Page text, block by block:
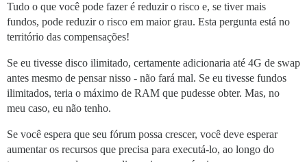
Tudo o que você pode fazer é reduzir o risco e, se tiver mais
fundos, pode reduzir o risco em maior grau. Esta pergunta está no
território das compensações!
Se eu tivesse disco ilimitado, certamente adicionaria até 4G de swap
antes mesmo de pensar nisso - não fará mal. Se eu tivesse fundos
ilimitados, teria o máximo de RAM que pudesse obter. Mas, no
meu caso, eu não tenho.
Se você espera que seu fórum possa crescer, você deve esperar
aumentar os recursos que precisa para executá-lo, ao longo do